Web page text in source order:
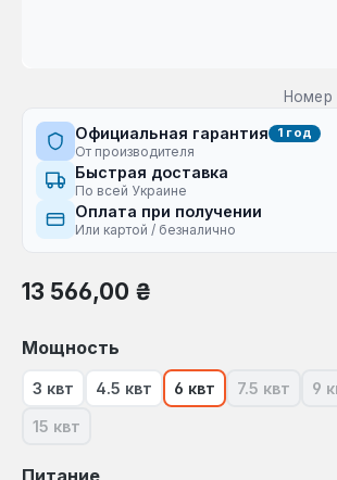
Номер
Официальная гарантия 1 год
От производителя
Быстрая доставка
По всей Украине
Оплата при получении
Или картой / безналично
Обычная цена:
13 566,00 ₴
Выберите
Мощность
3 квт 4.5 квт 6 квт 7.5 квт
(В 9
15 квт(В настоящее время эта опция
Выберите
Питание